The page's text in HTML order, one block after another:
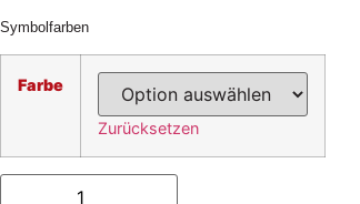
Symbolfarben
Farbe
Zurücksetzen